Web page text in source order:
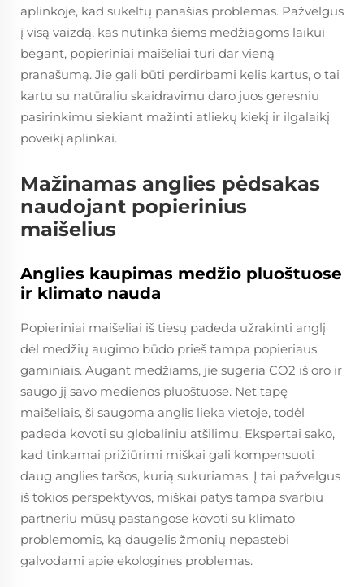
aplinkoje, kad sukeltų panašias problemas. Pažvelgus
į visą vaizdą, kas nutinka šiems medžiagoms laikui
bėgant, popieriniai maišeliai turi dar vieną
pranašumą. Jie gali būti perdirbami kelis kartus, o tai
kartu su natūraliu skaidravimu daro juos geresniu
pasirinkimu siekiant mažinti atliekų kiekį ir ilgalaikį
poveikį aplinkai.
Mažinamas anglies pėdsakas
naudojant popierinius
maišelius
Anglies kaupimas medžio pluoštuose
ir klimato nauda
Popieriniai maišeliai iš tiesų padeda užrakinti anglį
dėl medžių augimo būdo prieš tampa popieriaus
gaminiais. Augant medžiams, jie sugeria CO2 iš oro ir
saugo jį savo medienos pluoštuose. Net tapę
maišeliais, ši saugoma anglis lieka vietoje, todėl
padeda kovoti su globaliniu atšilimu. Ekspertai sako,
kad tinkamai prižiūrimi miškai gali kompensuoti
daug anglies taršos, kurią sukuriamas. Į tai pažvelgus
iš tokios perspektyvos, miškai patys tampa svarbiu
partneriu mūsų pastangose kovoti su klimato
problemomis, ką daugelis žmonių nepastebi
galvodami apie ekologines problemas.